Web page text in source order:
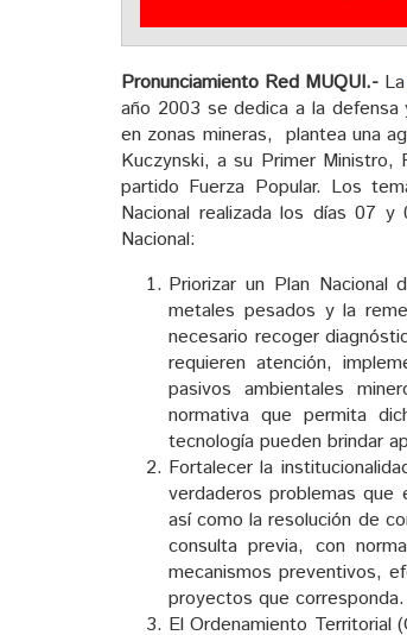
Pronunciamiento Red MUQUI.- La
año 2003 se dedica a la
en zonas mineras, plantea una
Kuczynski, a su Primer Ministro,
partido Fuerza Popular. Los
Nacional realizada los días 07
Nacional:
Priorizar un Plan Nacional
metales pesados y la
necesario recoger
requieren atención,
pasivos ambientales
normativa que permita
tecnología pueden brindar
Fortalecer la
verdaderos problemas que
así como la resolución de
consulta previa, con
mecanismos preventivos,
proyectos que corresponda.
El Ordenamiento